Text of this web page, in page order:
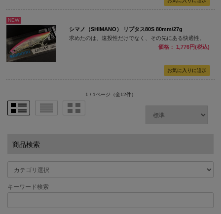
NEW
シマノ（SHIMANO） リプタス80S 80mm/27g
求めたのは、遠投性だけでなく、その先にある快適性。
価格： 1,776円(税込)
1 / 1ページ （全12件）
商品検索
キーワード検索